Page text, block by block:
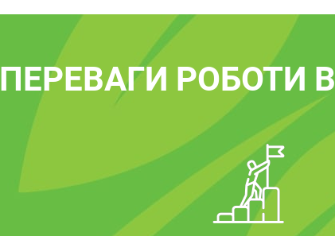
ПЕРЕВАГИ РОБОТИ В